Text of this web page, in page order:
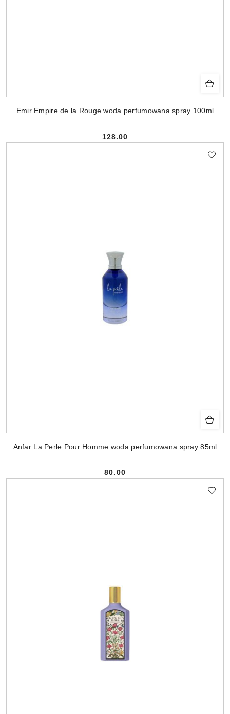
Emir Empire de la Rouge woda perfumowana spray 100ml
Cena:
128.00
Anfar La Perle Pour Homme woda perfumowana spray 85ml
Cena:
80.00